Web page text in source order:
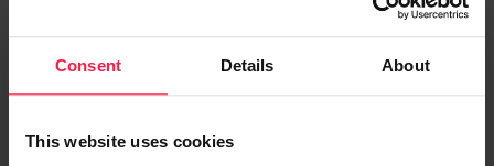
Consent Details About
This website uses cookies
Digian ohjelmistoarkkitehti Mikko
osakesäästötili tarkoittaa niin kuluttajan